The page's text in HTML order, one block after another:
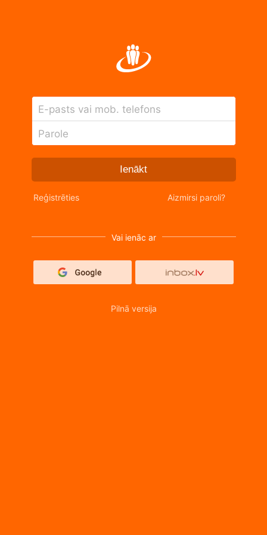
E-pasts vai mob. telefons
Parole
Ienākt
Reģistrēties Aizmirsi paroli?
Vai ienāc ar
Pilnā versija